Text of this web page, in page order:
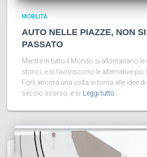
MOBILITÀ
AUTO NELLE PIAZZE, NON
PASSATO
Mentre in tutto il Mondo si allontanano le
storici, e si favoriscono le alternative più
Forlì ancora una volta si torna alle idee di
secolo scorso, e si
Leggi tutto